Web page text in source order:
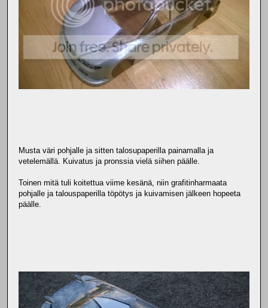
Musta väri pohjalle ja sitten talosupaperilla painamalla ja
vetelemällä. Kuivatus ja pronssia vielä siihen päälle.
Toinen mitä tuli koitettua viime kesänä, niin grafitinharmaata
pohjalle ja talouspaperilla töpötys ja kuivamisen jälkeen hopeeta
päälle.